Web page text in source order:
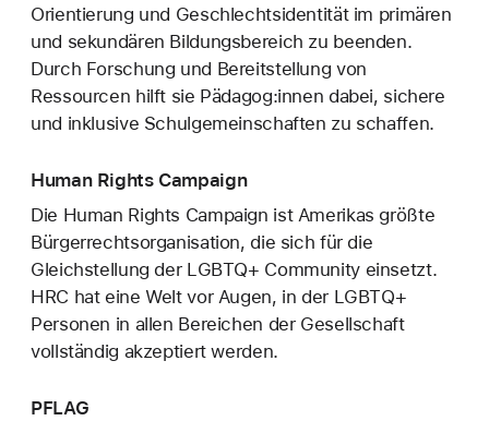
Orientierung und Geschlechtsidentität im primären
und sekundären Bildungsbereich zu beenden.
Durch Forschung und Bereitstellung von
Ressourcen hilft sie Pädagog:innen dabei, sichere
und inklusive Schulgemeinschaften zu schaffen.
Human Rights Campaign
Die Human Rights Campaign ist Amerikas größte
Bürgerrechtsorganisation, die sich für die
Gleichstellung der LGBTQ+ Community einsetzt.
HRC hat eine Welt vor Augen, in der LGBTQ+
Personen in allen Bereichen der Gesellschaft
vollständig akzeptiert werden.
PFLAG